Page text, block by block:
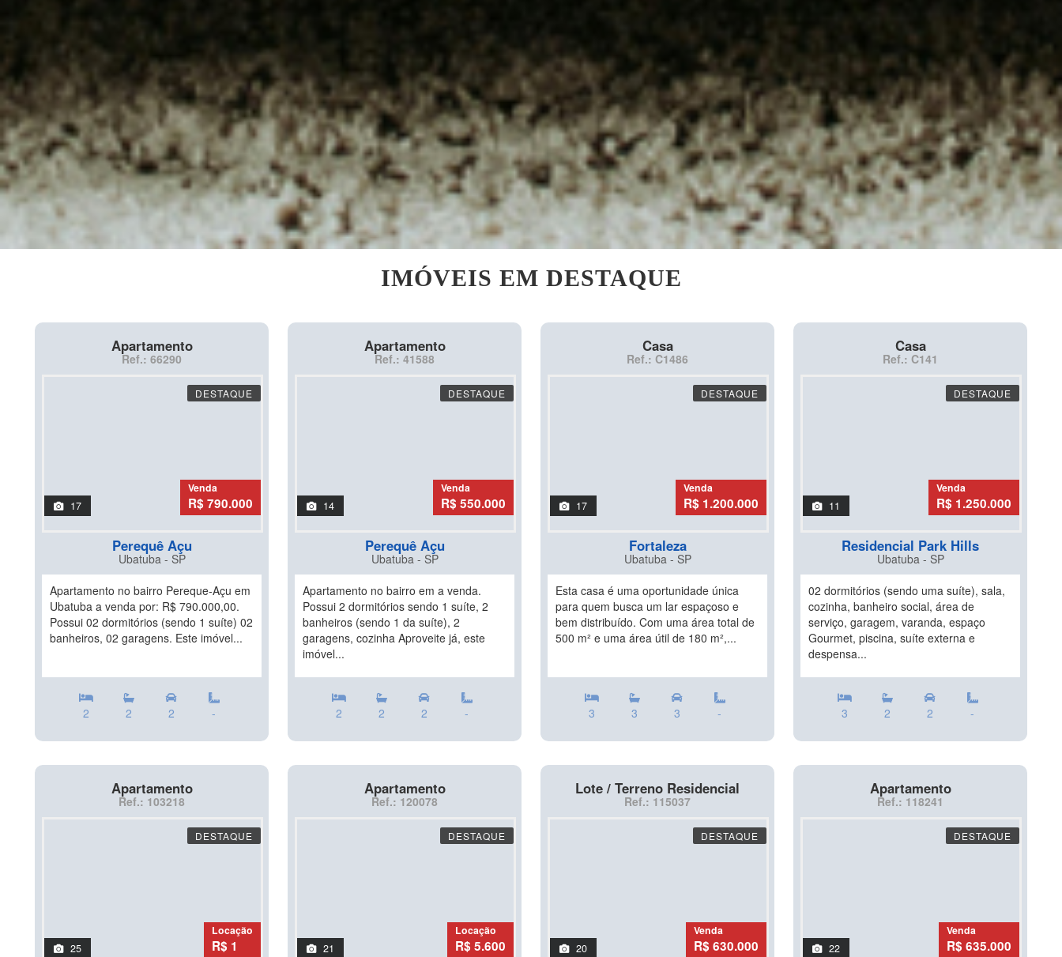
IMÓVEIS EM DESTAQUE
Apartamento
Ref.: 66290
DESTAQUE
17
Venda
R$ 790.000
Perequê Açu
Ubatuba - SP
Apartamento no bairro Pereque-Açu em
Ubatuba a venda por: R$ 790.000,00.
Possui 02 dormitórios (sendo 1 suíte) 02
banheiros, 02 garagens. Este imóvel...
2 2 2 -
Apartamento
Ref.: 41588
DESTAQUE
14
Venda
R$ 550.000
Perequê Açu
Ubatuba - SP
Apartamento no bairro em a venda.
Possui 2 dormitórios sendo 1 suíte, 2
banheiros (sendo 1 da suíte), 2
garagens, cozinha Aproveite já, este
imóvel...
2 2 2 -
Casa
Ref.: C1486
DESTAQUE
17
Venda
R$ 1.200.000
Fortaleza
Ubatuba - SP
Esta casa é uma oportunidade única
para quem busca um lar espaçoso e
bem distribuído. Com uma área total de
500 m² e uma área útil de 180 m²,...
3 3 3 -
Casa
Ref.: C141
DESTAQUE
11
Venda
R$ 1.250.000
Residencial Park Hills
Ubatuba - SP
02 dormitórios (sendo uma suíte), sala,
cozinha, banheiro social, área de
serviço, garagem, varanda, espaço
Gourmet, piscina, suíte externa e
despensa...
3 2 2 -
Apartamento
Ref.: 103218
DESTAQUE
25
Locação
R$ 1
Apartamento
Ref.: 120078
DESTAQUE
21
Locação
R$ 5.600
Lote / Terreno Residencial
Ref.: 115037
DESTAQUE
20
Venda
R$ 630.000
Apartamento
Ref.: 118241
DESTAQUE
22
Venda
R$ 635.000